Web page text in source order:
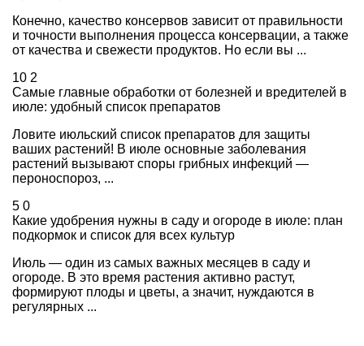
Конечно, качество консервов зависит от правильности
и точности выполнения процесса консервации, а также
от качества и свежести продуктов. Но если вы ...
10 2
Самые главные обработки от болезней и вредителей в
июле: удобный список препаратов
Ловите июльский список препаратов для защиты
ваших растений! В июле основные заболевания
растений вызывают споры грибных инфекций —
пероноспороз, ...
5 0
Какие удобрения нужны в саду и огороде в июле: план
подкормок и список для всех культур
Июль — один из самых важных месяцев в саду и
огороде. В это время растения активно растут,
формируют плоды и цветы, а значит, нуждаются в
регулярных ...